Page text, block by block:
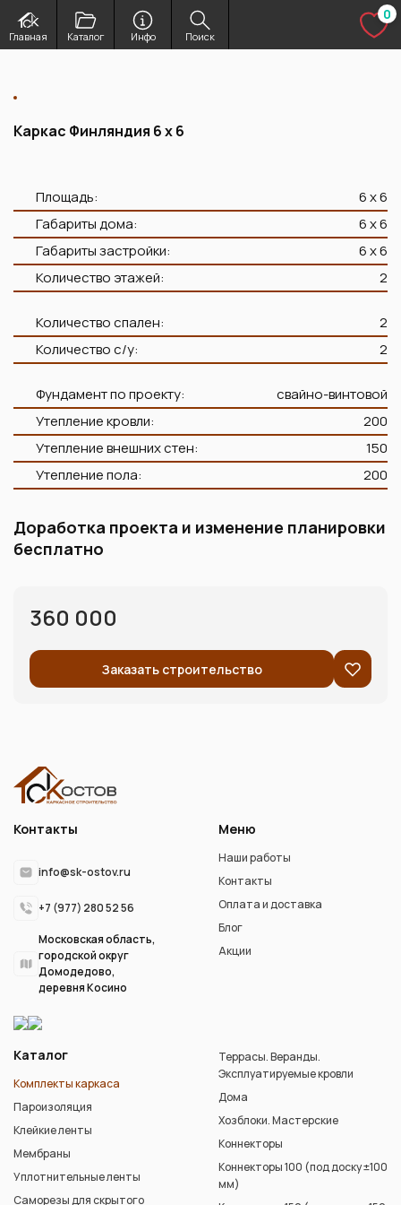
содержимому
Главная Каталог Инфо Поиск
0
Каркас Финляндия 6 х 6
Площадь:
6 х 6
Габариты дома:
6 х 6
Габариты застройки:
6 х 6
Количество этажей:
2
Количество спален:
2
Количество с/у:
2
Фундамент по проекту:
свайно-винтовой
Утепление кровли:
200
Утепление внешних стен:
150
Утепление пола:
200
Доработка проекта и изменение планировки
бесплатно
360 000
Заказать строительство
Меню
Наши работы
Контакты
Оплата и доставка
Блог
Акции
Каталог
Комплекты каркаса
Пароизоляция
Клейкие ленты
Мембраны
Уплотнительные ленты
Саморезы для скрытого
Террасы. Веранды.
Эксплуатируемые кровли
Дома
Хозблоки. Мастерские
Коннекторы
Коннекторы 100 (под доску ±100
мм)
Контакты
info@sk-ostov.ru
+7 (977) 280 52 56
Московская область,
городской округ
Домодедово,
деревня Косино